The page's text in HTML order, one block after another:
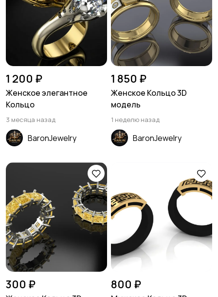
1 200 ₽
Женское элегантное
Кольцо
3 месяца назад
BaronJewelry
1 850 ₽
Женское Кольцо 3D
модель
1 неделю назад
BaronJewelry
300 ₽ 800 ₽